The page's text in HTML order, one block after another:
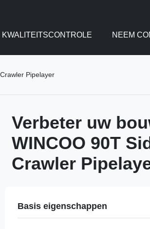
KWALITEITSCONTROLE NEEM
Pipelayer
Verbeter uw
WINCOO 90T
Crawler
Basis eigenschappen